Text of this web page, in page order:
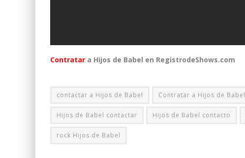
Contratar a Hijos de Babel en RegistrodeShows.com
contactar a Hijos de Babel Contratar a Hijos de Babel
Hijos de Babel contactar Hijos de Babel contacto
rock Hijos de Babel